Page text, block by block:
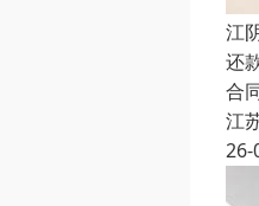
江
还
合
江
26-